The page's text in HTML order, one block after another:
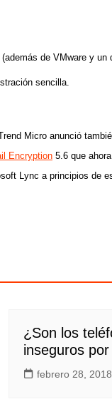
de VMware y un
sencilla.
Micro anunció
Encryption 5.6 que
Lync a principios de
¿Son los
inseguros
febrero 28, 2018